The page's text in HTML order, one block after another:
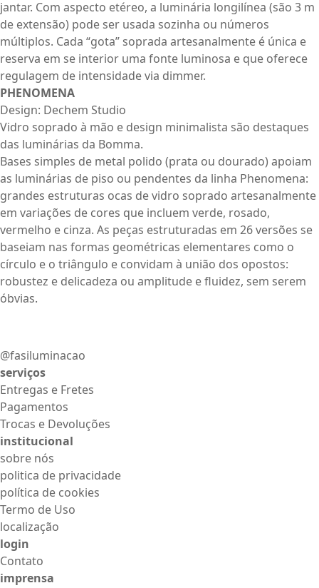
jantar. Com aspecto etéreo, a luminária longilínea (são 3 m
de extensão) pode ser usada sozinha ou números
múltiplos. Cada “gota” soprada artesanalmente é única e
reserva em se interior uma fonte luminosa e que oferece
regulagem de intensidade via dimmer.
PHENOMENA
Design: Dechem Studio
Vidro soprado à mão e design minimalista são destaques
das luminárias da Bomma.
Bases simples de metal polido (prata ou dourado) apoiam
as luminárias de piso ou pendentes da linha Phenomena:
grandes estruturas ocas de vidro soprado artesanalmente
em variações de cores que incluem verde, rosado,
vermelho e cinza. As peças estruturadas em 26 versões se
baseiam nas formas geométricas elementares como o
círculo e o triângulo e convidam à união dos opostos:
robustez e delicadeza ou amplitude e fluidez, sem serem
óbvias.
@fasiluminacao
serviços
Entregas e Fretes
Pagamentos
Trocas e Devoluções
institucional
sobre nós
politica de privacidade
política de cookies
Termo de Uso
localização
login
Contato
imprensa